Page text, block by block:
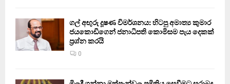
ගල් අඟුරු දූෂණ විමර්ශනය: හිටපු අමාත්‍ය කුමාර
ජයකොඩිගෙන් ජනාධිපති කොමිසම පැය දෙකක්
ප්‍රශ්න කරයි
0